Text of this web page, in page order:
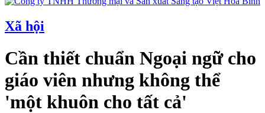
Xã hội
Cần thiết chuẩn Ngoại ngữ cho
giáo viên nhưng không thể
'một khuôn cho tất cả'